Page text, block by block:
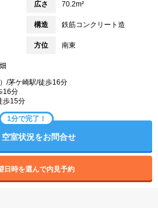
広さ 70.2m²
構造 鉄筋コンクリート造
方位 南東
/茅ケ崎駅/徒歩16分
16分
歩15分
1分で完了！
空室状況をお問合せ
日時を選んで内見予約